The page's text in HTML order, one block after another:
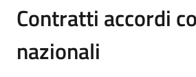
Contratti accordi
nazionali